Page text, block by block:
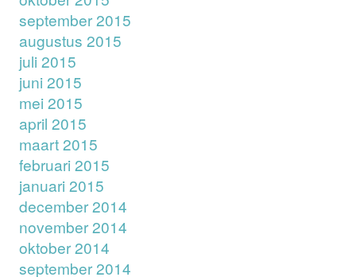
september 2015
augustus 2015
juli 2015
juni 2015
mei 2015
april 2015
maart 2015
februari 2015
januari 2015
december 2014
november 2014
oktober 2014
september 2014